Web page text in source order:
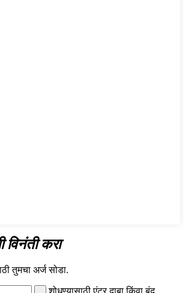
विनंती करा
तुमचा अर्ज सोडा.
शोधण्यासाठी एंटर दाबा किंवा बंद